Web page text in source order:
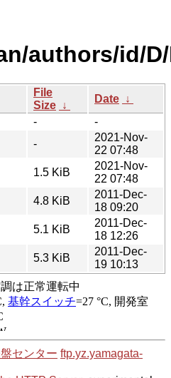
authors/id/
File
Size ↓
Date ↓
-
-
-
2021-Nov-
22 07:48
1.5 KiB
2021-Nov-
22 07:48
4.8 KiB
2011-Dec-
18 09:20
5.1 KiB
2011-Dec-
18 12:26
5.3 KiB
2011-Dec-
19 10:13
センター ftp.yz.yamagata-